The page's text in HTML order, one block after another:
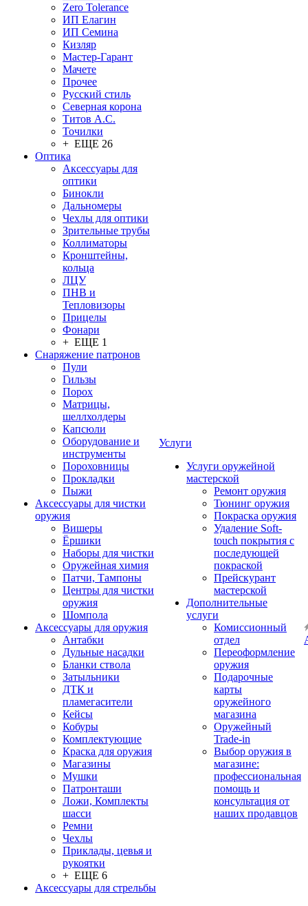
Zero Tolerance
ИП Елагин
ИП Семина
Кизляр
Мастер-Гарант
Мачете
Прочее
Русский стиль
Северная корона
Титов А.С.
Точилки
+ ЕЩЕ 26
Оптика
Аксессуары для
оптики
Бинокли
Дальномеры
Чехлы для оптики
Зрительные трубы
Коллиматоры
Кронштейны,
кольца
ЛЦУ
ПНВ и
Тепловизоры
Прицелы
Фонари
+ ЕЩЕ 1
Снаряжение патронов
Пули
Гильзы
Порох
Матрицы,
шеллхолдеры
Капсюли
Оборудование и
инструменты
Пороховницы
Прокладки
Пыжи
Аксессуары для чистки
оружия
Вишеры
Ёршики
Наборы для чистки
Оружейная химия
Патчи, Тампоны
Центры для чистки
оружия
Шомпола
Аксессуары для оружия
Антабки
Дульные насадки
Бланки ствола
Затыльники
ДТК и
пламегасители
Кейсы
Кобуры
Комплектующие
Краска для оружия
Магазины
Мушки
Патронташи
Ложи, Комплекты
шасси
Ремни
Чехлы
Приклады, цевья и
рукоятки
+ ЕЩЕ 6
Аксессуары для стрельбы
Услуги
Услуги оружейной
мастерской
Ремонт оружия
Тюнинг оружия
Покраска оружия
Удаление Soft-
touch покрытия с
последующей
покраской
Прейскурант
мастерской
Дополнительные
услуги
Комиссионный
отдел
Переоформление
оружия
Подарочные
карты
оружейного
магазина
Оружейный
Trade-in
Выбор оружия в
магазине:
профессиональная
помощь и
консультация от
наших продавцов